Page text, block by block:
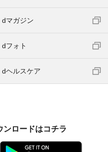
dマガジン
dフォト
dヘルスケア
ロードはコチラ